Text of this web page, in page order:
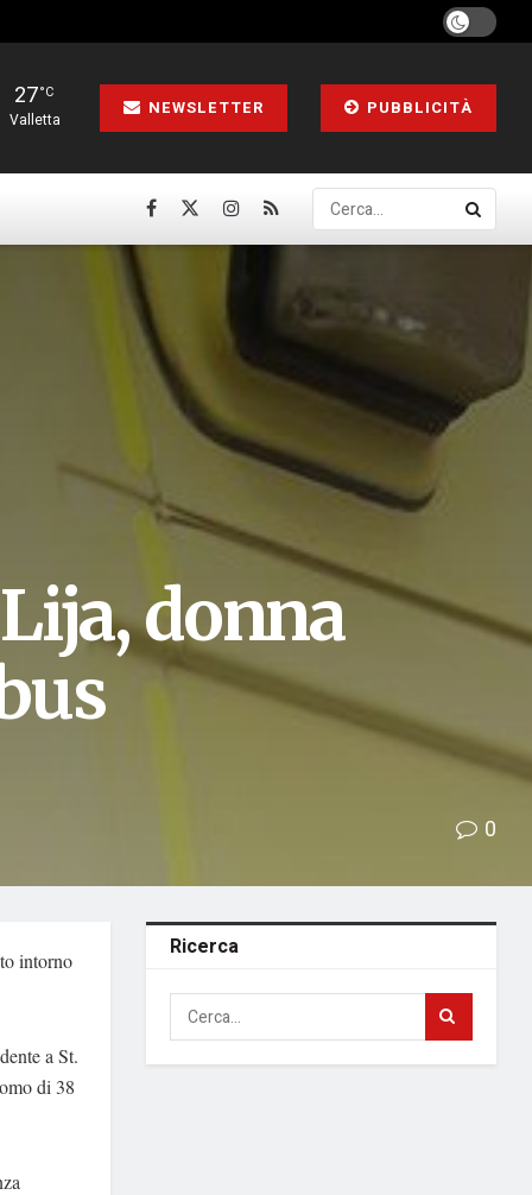
27°C
Valletta
NEWSLETTER PUBBLICITÀ
donna
0
intorno
a St.
di 38
Ricerca